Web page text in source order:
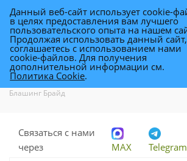
бруния Блашинг Брайд
Каталог - Каталог цветов в Уфе
Блашинг Брайд
Связаться с нами
через
MAX Telegram
Данный веб-сайт использует cookie-
в целях предоставления вам лучшего
пользовательского опыта на нашем
Продолжая использовать данный
соглашаетесь с использованием нами
cookie-файлов. Для получения
дополнительной информации см.
Политика Cookie.